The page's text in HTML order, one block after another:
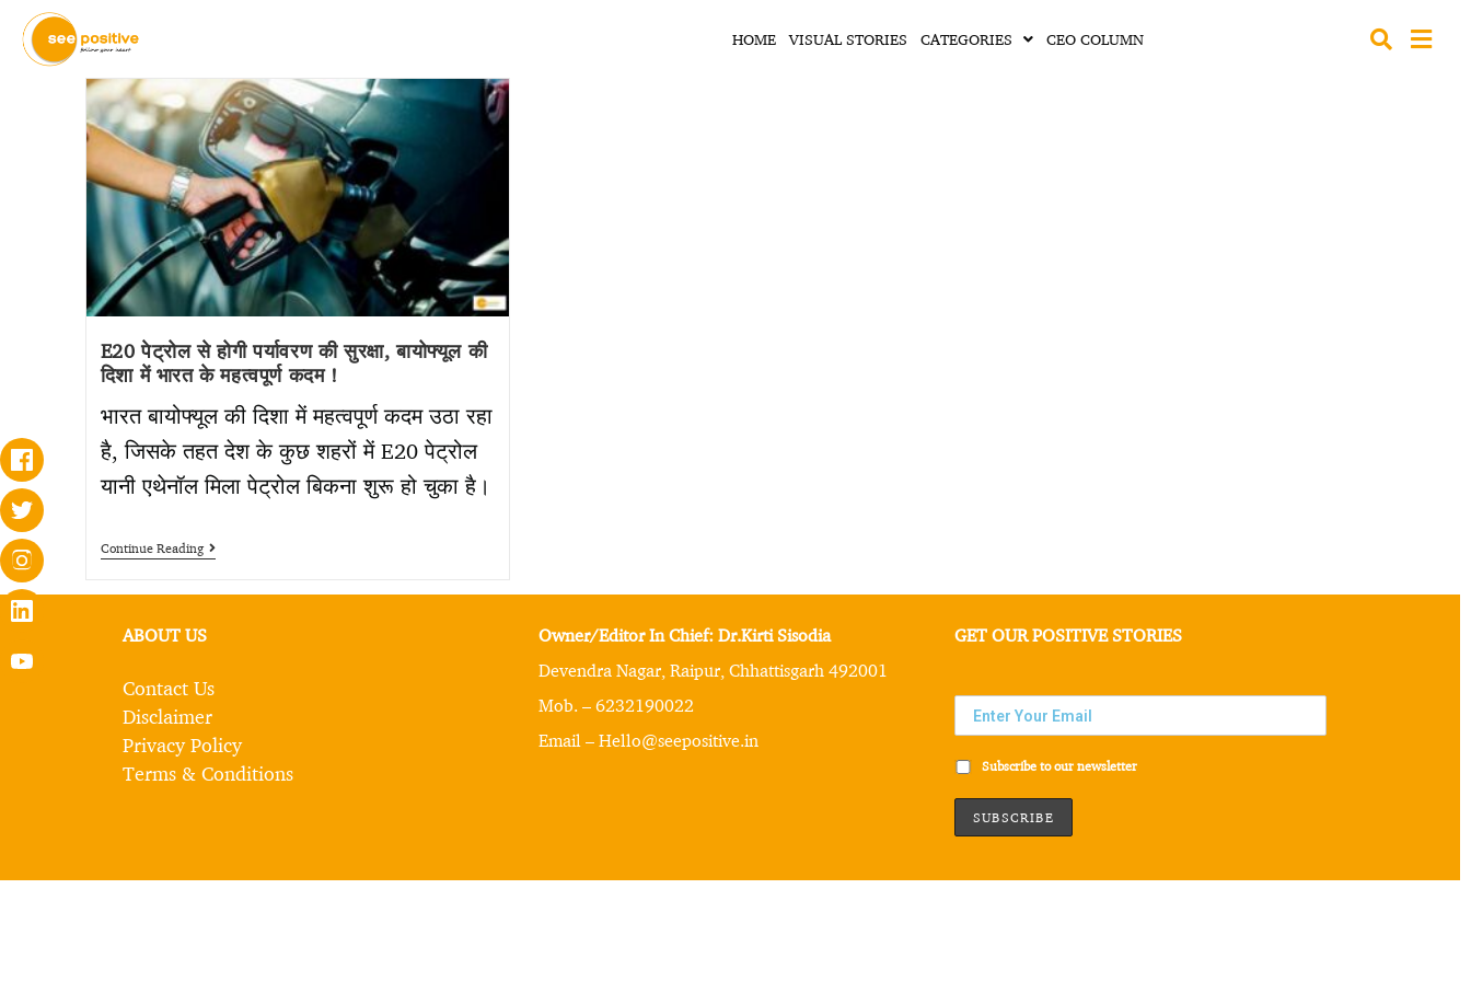
HOME VISUAL STORIES CATEGORIES CEO COLUMN
E20 पेट्रोल से होगी पर्यावरण की सुरक्षा, बायोफ्यूल की
दिशा में भारत के महत्वपूर्ण कदम !
भारत बायोफ्यूल की दिशा में महत्वपूर्ण कदम उठा रहा
है, जिसके तहत देश के कुछ शहरों में E20 पेट्रोल
यानी एथेनॉल मिला पेट्रोल बिकना शुरू हो चुका है।
Continue Reading
ABOUT US
Contact Us
Disclaimer
Privacy Policy
Terms & Conditions
Owner/Editor In Chief: Dr.Kirti Sisodia
Devendra Nagar, Raipur, Chhattisgarh 492001
Mob. – 6232190022
Email – Hello@seepositive.in
GET OUR POSITIVE STORIES
Subscribe to our newsletter